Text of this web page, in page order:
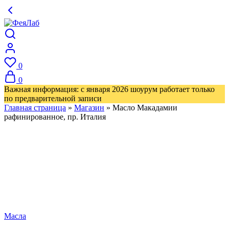
0
0
Важная информация: с января 2026 шоурум работает только
по предварительной записи
Главная страница » Магазин » Масло Макадамии
рафинированное, пр. Италия
Масла